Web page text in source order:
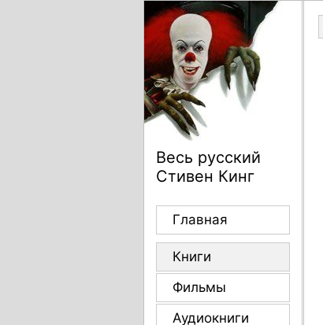
Весь русский
Стивен Кинг
Главная
Книги
Фильмы
Аудиокниги